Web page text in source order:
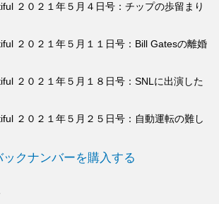
２０２１年５月２５日号：自動運転の難し
２０２１年５月１８日号：SNLに出演した
２０２１年５月１１日号：Bill Gatesの離婚
２０２１年５月４日号：チップの歩留まり
ックナンバーを購入する